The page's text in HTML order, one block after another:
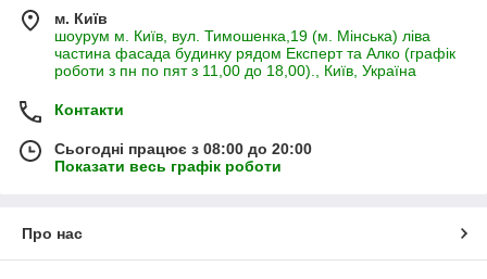
Вартість пошиття на люверсах - 75 грн за м. п. ширини
полотна, плюс на 1 м. п. тканини потрібно 6 шт люверсів
по 9 грн за шт.
м. Київ
шоурум м. Київ, вул. Тимошенка,19 (м. Мінська) ліва
частина фасада будинку рядом Експерт та Алко (графік
роботи з пн по пят з 11,00 до 18,00)., Київ, Україна
Контакти
Сьогодні працює з 08:00 до 20:00
Показати весь графік роботи
Про нас